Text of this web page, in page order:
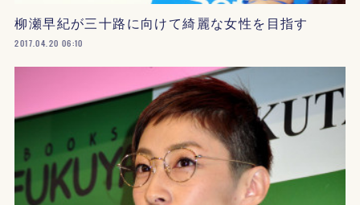
柳瀬早紀が三十路に向けて綺麗な女性を目指す
2017.04.20 06:10